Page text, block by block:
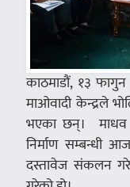
काठमाडौं, १३ फागुन
माओवादी केन्द्रले
भएका छन्। माधव
निर्माण सम्बन्धी
दस्तावेज संकलन